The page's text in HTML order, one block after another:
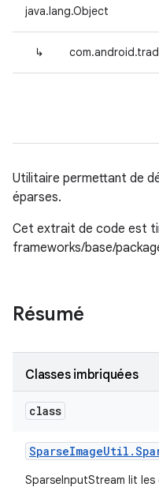
java.lang.Object
↳
Utilitaire permettant de
éparses.
Cet extrait de code est
frameworks/base/
Résumé
Classes imbriquées
class
SparseImageUtil .
SparseInputStream lit